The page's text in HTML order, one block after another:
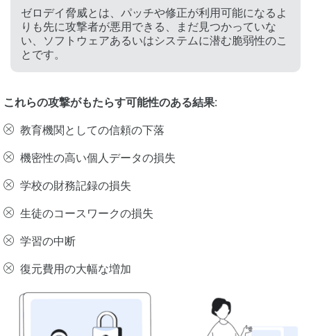
ゼロデイ脅威とは、パッチや修正が利用可能になるよ
りも先に攻撃者が悪用できる、まだ見つかっていな
い、ソフトウェアあるいはシステムに潜む脆弱性のこ
とです。
これらの攻撃がもたらす可能性のある結果:
教育機関としての信頼の下落
機密性の高い個人データの損失
学校の財務記録の損失
生徒のコースワークの損失
学習の中断
復元費用の大幅な増加